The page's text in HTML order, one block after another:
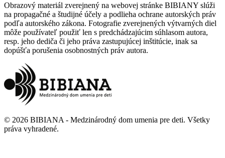
Obrazový materiál zverejnený na webovej stránke BIBIANY slúži
na propagačné a študijné účely a podlieha ochrane autorských práv
podľa autorského zákona. Fotografie zverejnených výtvarných diel
môže používateľ použiť len s predchádzajúcim súhlasom autora,
resp. jeho dediča či jeho práva zastupujúcej inštitúcie, inak sa
dopúšťa porušenia osobnostných práv autora.
© 2026 BIBIANA - Medzinárodný dom umenia pre deti. Všetky
práva vyhradené.